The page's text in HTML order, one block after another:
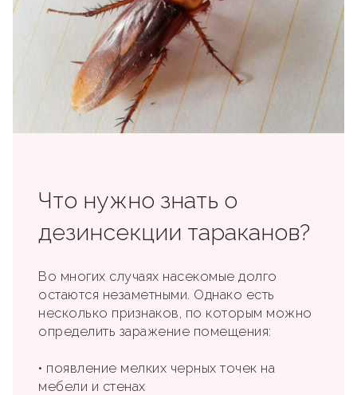
Что нужно знать о
дезинсекции тараканов?
Во многих случаях насекомые долго
остаются незаметными. Однако есть
несколько признаков, по которым можно
определить заражение помещения:
• появление мелких черных точек на
мебели и стенах